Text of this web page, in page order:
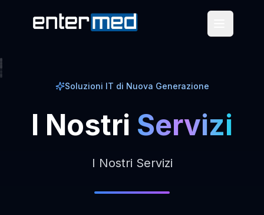
Soluzioni IT di Nuova Generazione
I Nostri Servizi
I Nostri Servizi